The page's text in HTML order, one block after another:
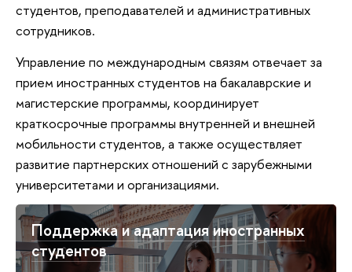
студентов, преподавателей и административных
сотрудников.
Управление по международным связям отвечает за
прием иностранных студентов на бакалаврские и
магистерские программы, координирует
краткосрочные программы внутренней и внешней
мобильности студентов, а также осуществляет
развитие партнерских отношений с зарубежными
университетами и организациями.
Поддержка и адаптация иностранных
студентов